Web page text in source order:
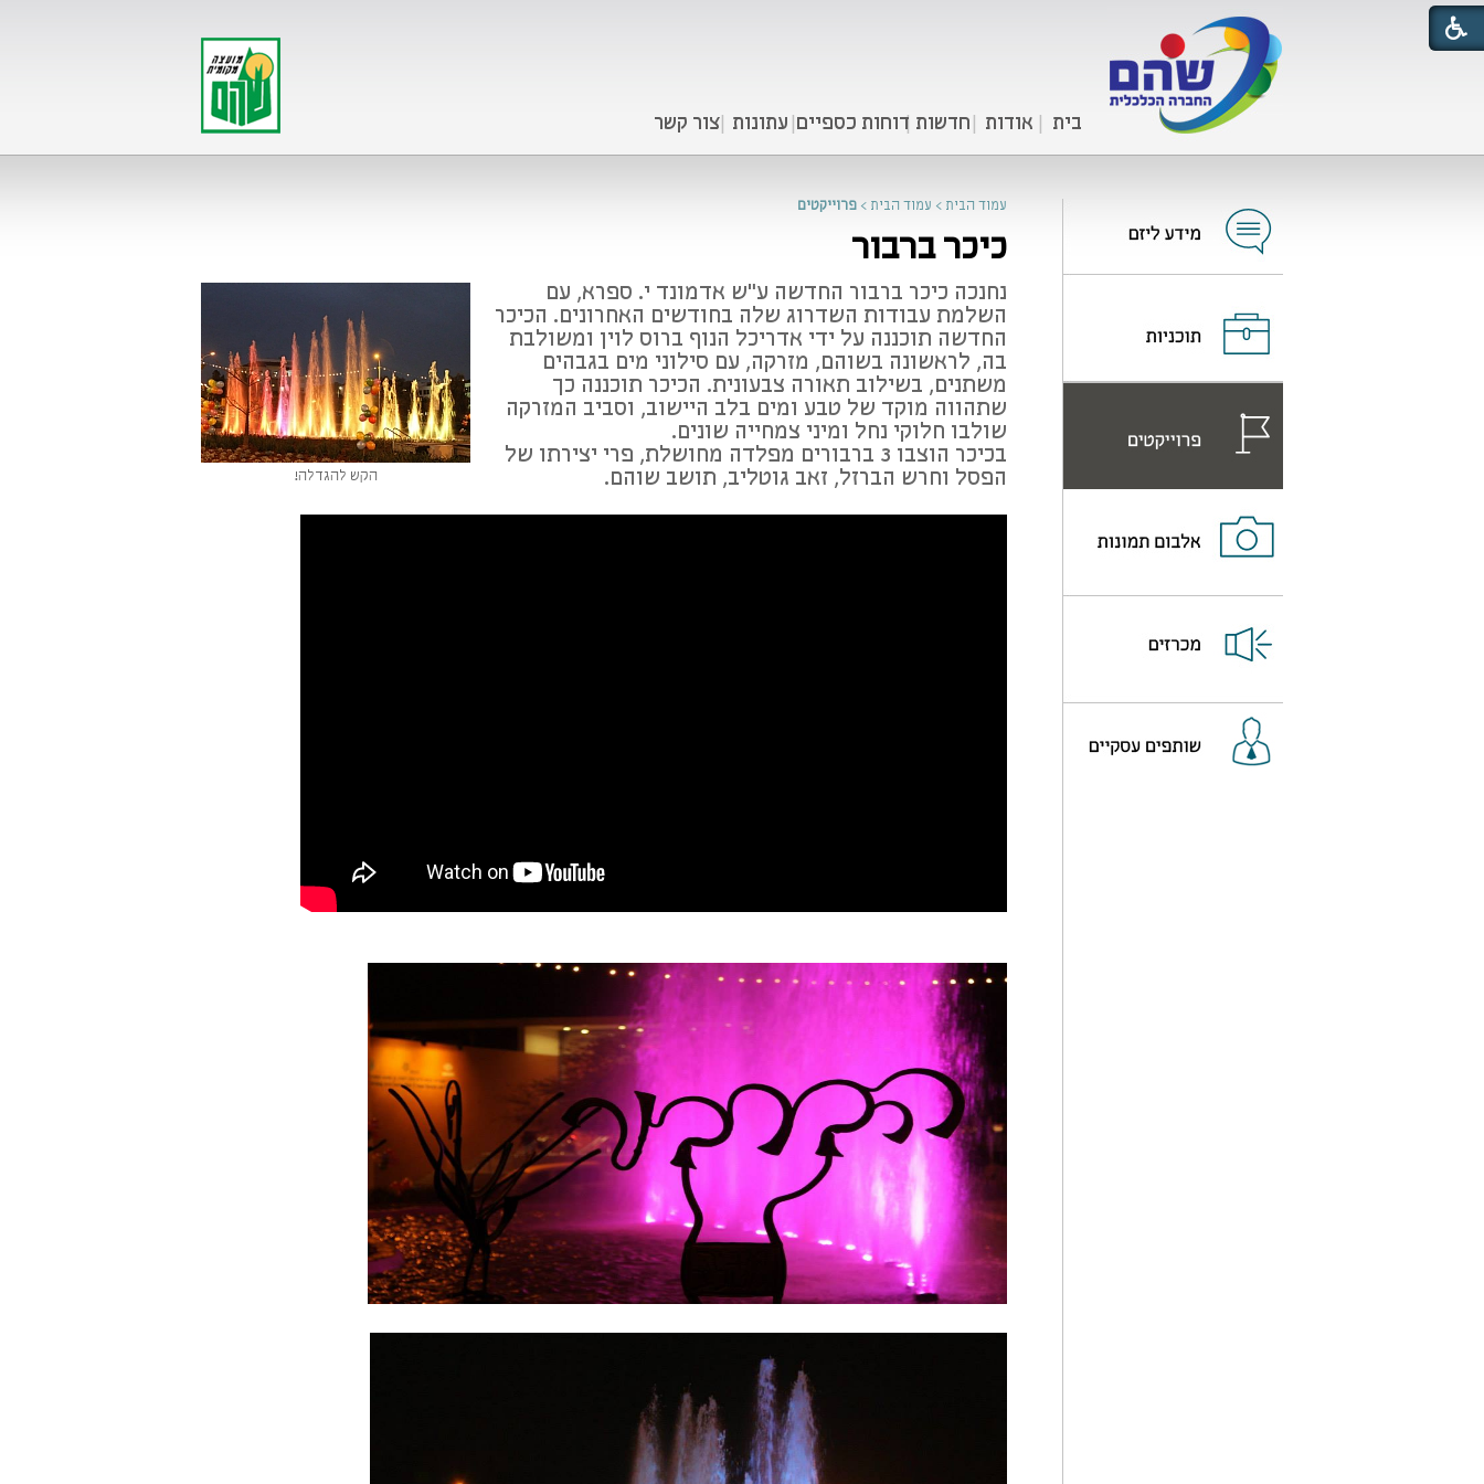
בית אודות חדשות דוחות כספיים עתונות צור קשר
עמוד הבית > עמוד הבית > פרוייקטים
כיכר ברבור
הקש להגדלה!
נחנכה כיכר ברבור החדשה ע“ש אדמונד י. ספרא, עם
השלמת עבודות השדרוג שלה בחודשים האחרונים. הכיכר
החדשה תוכננה על ידי אדריכל הנוף ברוס לוין ומשולבת
בה, לראשונה בשוהם, מזרקה, עם סילוני מים בגבהים
משתנים, בשילוב תאורה צבעונית. הכיכר תוכננה כך
שתהווה מוקד של טבע ומים בלב היישוב, וסביב המזרקה
שולבו חלוקי נחל ומיני צמחייה שונים.
בכיכר הוצבו 3 ברבורים מפלדה מחושלת, פרי יצירתו של
הפסל וחרש הברזל, זאב גוטליב, תושב שוהם.